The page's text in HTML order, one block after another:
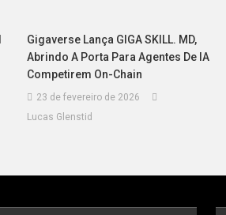
Gigaverse Lança GIGA SKILL. MD,
Abrindo A Porta Para Agentes De IA
Competirem On-Chain
23 de fevereiro de 2026
Lucas Glenstid